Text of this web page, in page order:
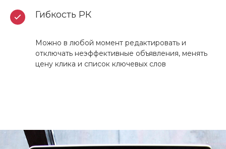
Гибкость РК
Можно в любой момент редактировать и
отключать неэффективные объявления, менять
цену клика и список ключевых слов